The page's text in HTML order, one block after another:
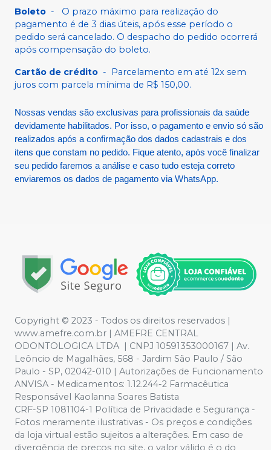
Boleto -
O prazo máximo para realização do
pagamento é de 3 dias úteis, após esse período o
pedido será cancelado. O despacho do pedido ocorrerá
após compensação do boleto.
Cartão de crédito - Parcelamento em até 12x sem
juros com parcela mínima de R$ 150,00.
Nossas vendas são exclusivas para profissionais da saúde
devidamente habilitados. Por isso, o pagamento e envio só são
realizados após a confirmação dos dados cadastrais e dos
itens que constam no pedido. Fique atento, após você finalizar
seu pedido faremos a análise e caso tudo esteja correto
enviaremos os dados de pagamento via WhatsApp.
Copyright © 2023 - Todos os direitos reservados |
www.amefre.com.br | AMEFRE CENTRAL
ODONTOLOGICA LTDA | CNPJ 10591353000167 | Av.
Leôncio de Magalhães, 568 - Jardim São Paulo / São
Paulo - SP, 02042-010 | Autorizações de Funcionamento
ANVISA - Medicamentos: 1.12.244-2 Farmacêutica
Responsável Kaolanna Soares Batista
CRF-SP 1081104-1 Política de Privacidade e Segurança -
Fotos meramente ilustrativas - Os preços e condições
da loja virtual estão sujeitos a alterações. Em caso de
divergência de preços no site, o valor válido é o do